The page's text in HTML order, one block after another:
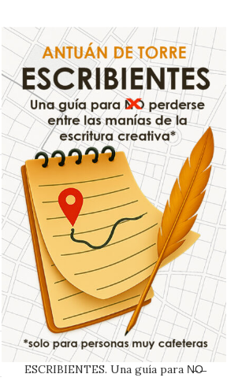
ESCRIBIENTES. Una guía para N̶O̶